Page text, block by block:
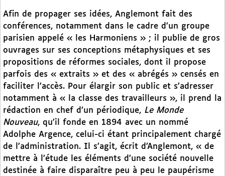
Afin de propager ses idées, Anglemont fait des
conférences, notamment dans le cadre d’un groupe
parisien appelé « les Harmoniens » ; il publie de gros
ouvrages sur ses conceptions métaphysiques et ses
propositions de réformes sociales, dont il propose
parfois des « extraits » et des « abrégés » censés en
faciliter l’accès. Pour élargir son public et s’adresser
notamment à « la classe des travailleurs », il prend la
rédaction en chef d’un périodique, Le Monde
Nouveau, qu’il fonde en 1894 avec un nommé
Adolphe Argence, celui-ci étant principalement chargé
de l’administration. Il s’agit, écrit d’Anglemont, « de
mettre à l’étude les éléments d’une société nouvelle
destinée à faire disparaître peu à peu le paupérisme